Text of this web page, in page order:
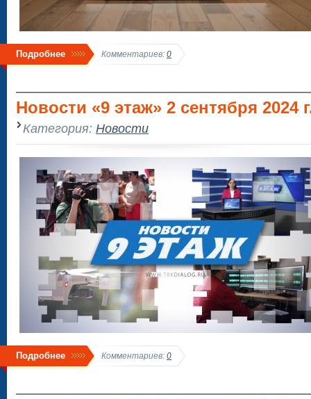
Подробнее Комментариев: 0
Новости «9 этаж» 2 сентября 2024
Категория: Новости
Подробнее Комментариев: 0